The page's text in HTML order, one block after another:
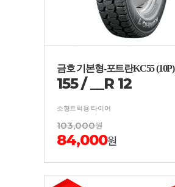
금호 기본형-포트란KC55 (10P)
155/__R 12
소형트럭용 타이어
103,000원
84,000원